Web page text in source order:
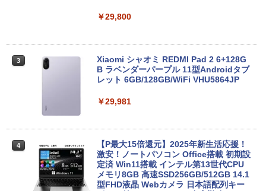
￥29,800
3
Xiaomi シャオミ REDMI Pad 2 6+128G
B ラベンダーパープル 11型Androidタブ
レット 6GB/128GB/WiFi VHU5864JP
￥29,981
4
【P最大15倍還元】2025年新生活応援！
激安！ノートパソコン Office搭載 初期設
定済 Win11搭載 インテル第13世代CPU
メモリ8GB 高速SSD256GB/512GB 14.1
型FHD液晶 Webカメラ 日本語配列キー